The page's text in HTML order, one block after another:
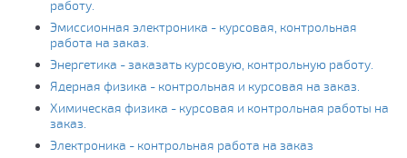
работу.
Эмиссионная электроника - курсовая, контрольная
работа на заказ.
Энергетика - заказать курсовую, контрольную работу.
Ядерная физика - контрольная и курсовая на заказ.
Химическая физика - курсовая и контрольная работы на
заказ.
Электроника - контрольная работа на заказ